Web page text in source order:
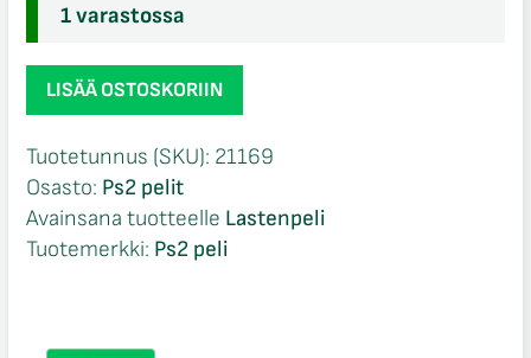
1 varastossa
Disney
Th!nk
Ps2
määrä
LISÄÄ OSTOSKORIIN
Tuotetunnus (SKU): 21169
Osasto: Ps2 pelit
Avainsana tuotteelle Lastenpeli
Tuotemerkki: Ps2 peli